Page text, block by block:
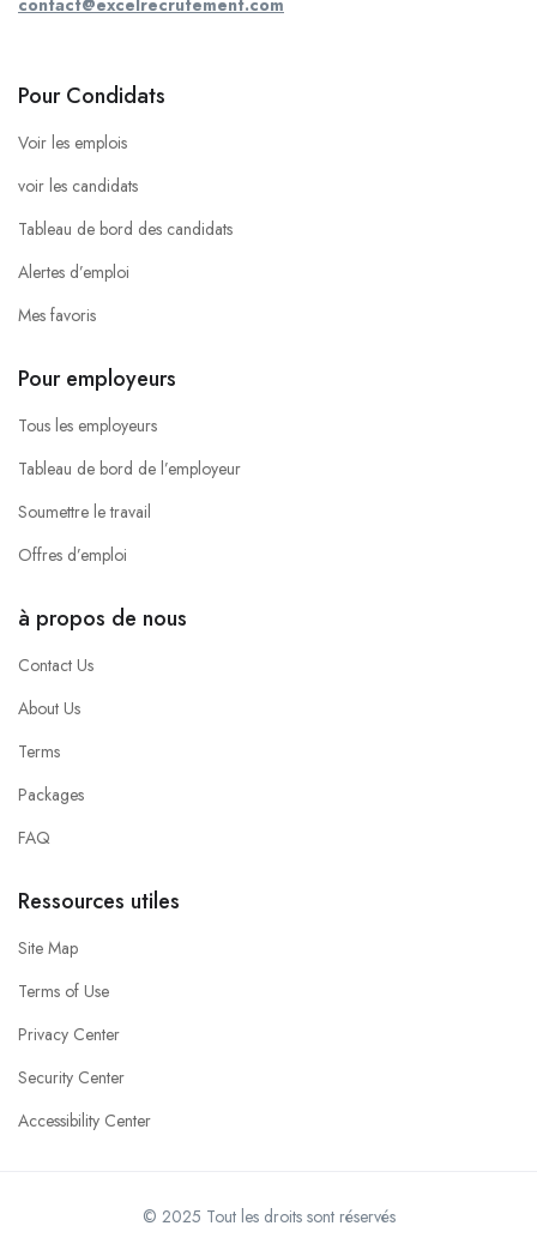
contact@excelrecrutement.com
Pour Condidats
Voir les emplois
voir les candidats
Tableau de bord des candidats
Alertes d’emploi
Mes favoris
Pour employeurs
Tous les employeurs
Tableau de bord de l’employeur
Soumettre le travail
Offres d’emploi
à propos de nous
Contact Us
About Us
Terms
Packages
FAQ
Ressources utiles
Site Map
Terms of Use
Privacy Center
Security Center
Accessibility Center
© 2025 Tout les droits sont réservés